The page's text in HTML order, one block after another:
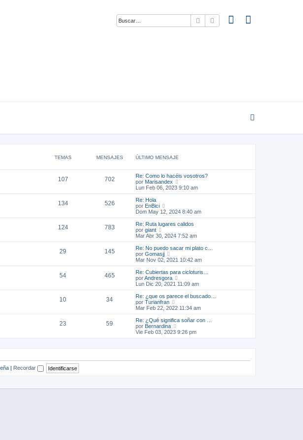
Buscar
TEMAS MENSAJES ÚLTIMO MENSAJE
107 702
Re: Como lo hacéis vosotros?
por Marisandex
e
r
t
i
m
m
n
s
a
j
Lun Feb 06, 2023 9:10 am
134 526
Re: Hola
por EnBici
e
r
ú
t
i
m
o
m
n
s
a
j
Dom May 12, 2024 8:40 am
124 783
Re: Ruta lugares calidos
por giant
e
r
ú
l
t
i
m
o
m
n
s
a
j
e
Mar Abr 30, 2024 7:52 am
29 145
Re: No puedo sacar mi plato c…
por Gomasjj
e
r
ú
l
t
i
m
o
m
n
s
a
j
Mar Nov 02, 2021 10:42 am
54 465
Re: Cubiertas para cicloturis…
porAndresgora
e
r
ú
t
i
m
m
s
j
Lun Dic 20, 2021 11:09 am
10 34
Re: ¿que os parece el buscado…
por Turianfran
e
r
ú
t
i
o
e
e
Mar Feb 22, 2022 11:34 am
23 59
Re: ¿Qué significa soñar con …
por Bernardina
e
r
l
i
n
Vie Feb 03, 2023 9:26 pm
| Recordar